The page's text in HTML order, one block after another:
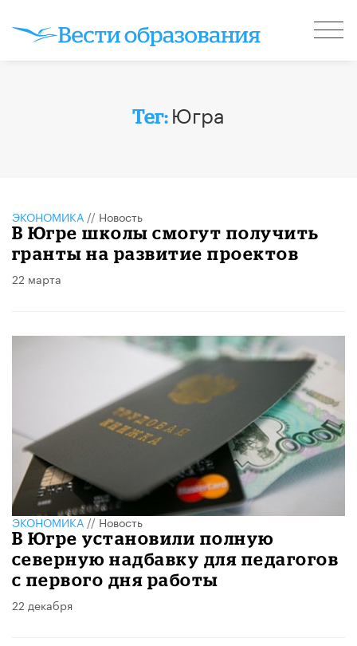
Тег: Югра
ЭКОНОМИКА // Новость
В Югре школы смогут получить
гранты на развитие проектов
22 марта
ЭКОНОМИКА//Новость
В Югре установили полную
северную надбавку для педагогов
с первого дня работы
22 декабря